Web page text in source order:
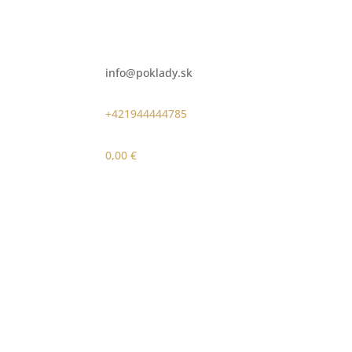
info@poklady.sk
+421944444785
0,00€